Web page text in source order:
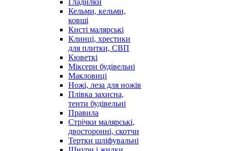
Гладилки
Кельми, кельми,
ковші
Кисті малярські
Клинці, хрестики
для плитки, СВП
Кюветкі
Міксери будівельні
Макловиці
Ножі, леза для ножів
Плівка захисна,
тенти будівельні
Правила
Стрічки малярські,
двосторонні, скотчи
Тертки шліфувальні